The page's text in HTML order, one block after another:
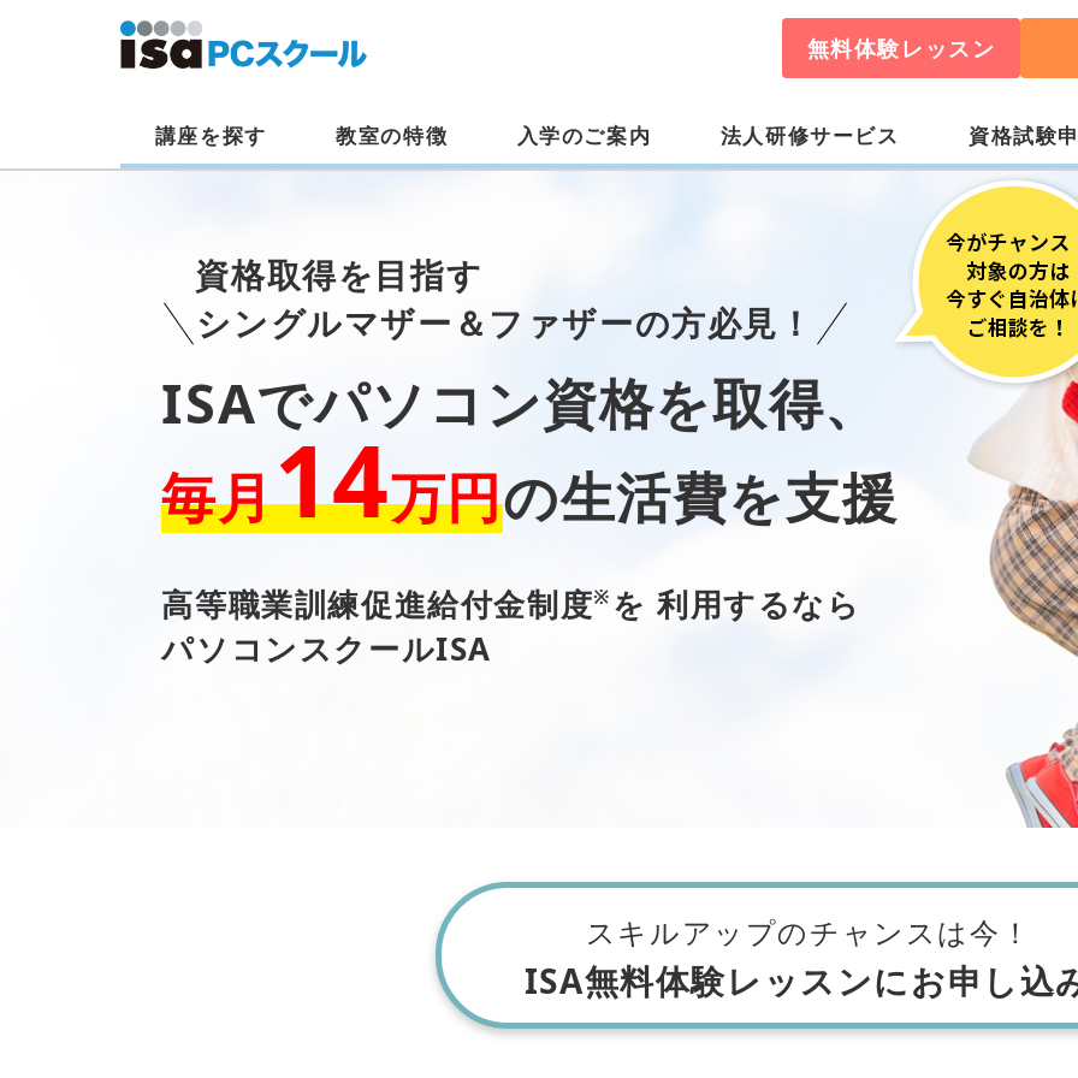
無料体験レッスン
講座を探す 教室の特徴 入学のご案内 法人研修サービス 資格試験
資格取得を目指す
シングルマザー＆ファザーの方必見！
ISAでパソコン資格を取得、
毎月14万円の生活費を支援
高等職業訓練促進給付金制度※ を 利用するなら
パソコンスクールISA
スキルアップのチャンスは今！
ISA無料体験レッスンにお申し込